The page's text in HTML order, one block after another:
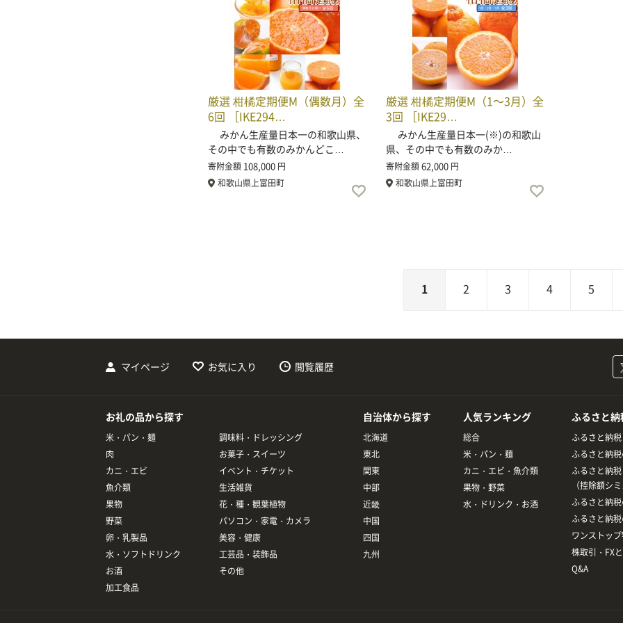
厳選 柑橘定期便M（偶数月）全
6回 ［IKE294…
みかん生産量日本一の和歌山県、
その中でも有数のみかんどこ…
寄附金額 108,000 円
和歌山県上富田町
厳選 柑橘定期便M（1～3月）全
3回 ［IKE29…
みかん生産量日本一(※)の和歌山
県、その中でも有数のみか…
寄附金額62,000 円
和歌山県上富田町
1 2 3 4 5
マイページ お気に入り 閲覧履歴
お礼の品から探す
米・パン・麺
肉
カニ・エビ
魚介類
果物
野菜
卵・乳製品
水・ソフトドリンク
お酒
加工食品
調味料・ドレッシング
お菓子・スイーツ
イベント・チケット
生活雑貨
花・種・観葉植物
パソコン・家電・カメラ
美容・健康
工芸品・装飾品
その他
自治体から探す
北海道
東北
関東
中部
近畿
中国
四国
九州
人気ランキング
総合
米・パン・麺
カニ・エビ・魚介類
果物・野菜
水・ドリンク・お酒
ふるさと
ふるさと納
ふるさと納
ふるさと納
（控除額シ
ふるさと納
ふるさと納
ワンストッ
株取引・FX
Q&A